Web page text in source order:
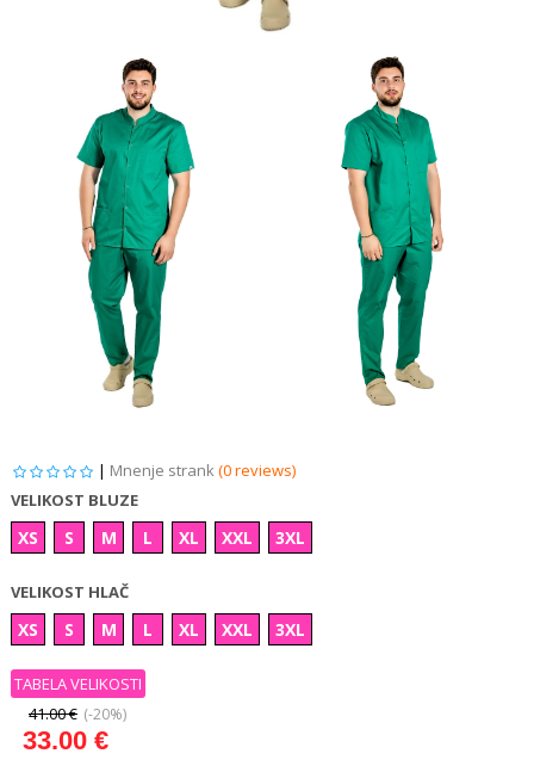
| Mnenje strank(0 reviews)
VELIKOST BLUZE
XS S M L XL XXL 3XL
VELIKOST HLAČ
XS S M L XL XXL 3XL
TABELA VELIKOSTI
41.00 € (-20%)
33.00 €